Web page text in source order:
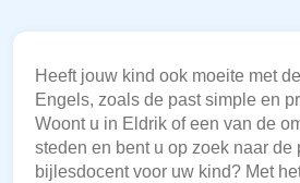
Heeft jouw kind ook moeite met
Engels, zoals de past simple en
Woont u in Eldrik of een van de
steden en bent u op zoek naar de
bijlesdocent voor uw kind? Met